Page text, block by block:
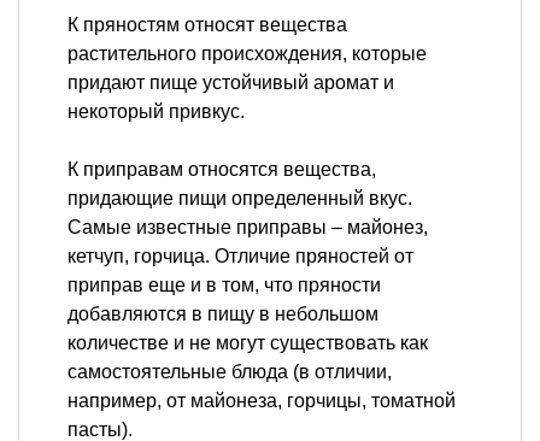
К пряностям относят вещества
растительного происхождения, которые
придают пище устойчивый аромат и
некоторый привкус.
К приправам относятся вещества,
придающие пищи определенный вкус.
Самые известные приправы – майонез,
кетчуп, горчица. Отличие пряностей от
приправ еще и в том, что пряности
добавляются в пищу в небольшом
количестве и не могут существовать как
самостоятельные блюда (в отличии,
например, от майонеза, горчицы, томатной
пасты).